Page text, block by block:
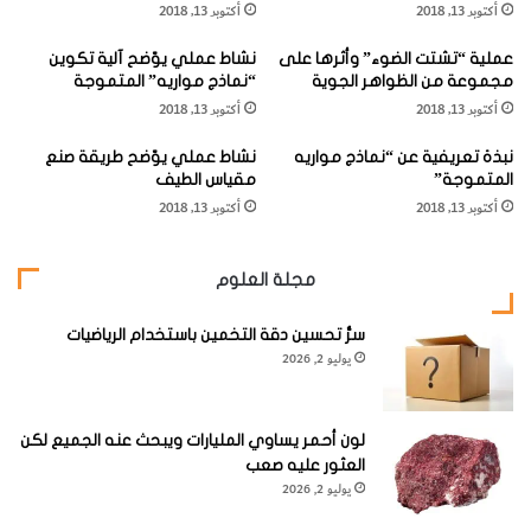
أنواع مشابهة: نورس المحيط الهادئ (Pacific Gull Larus
pacificus)، ونوارس أخرى سوداء الظهر في أماكن أخرى.
نورَس المحيط الهادئ ( Pacific Gull
)
الاسم العلمي:
Larus pacificus، فصيلة النورسيّة (
الطّول 63 سم / 25 بوصة.
نورس كبير القدّ أسوَد
ل
و
رَ
س
ل
ف
ضّ
ي
و
"
ا
خ
ر
ش
ا
ل
ب
ي
أكتوبر 13, 2018 أكتوبر 13, 2018
عملية “تشتت الضوء” وأثرها على
مجموعة من الظواهر الجوية
أكتوبر 13, 2018
نشاط عملي يوّضح آلية تكوين
“نماذج مواريه” المتموجة
أكتوبر 13, 2018
نبذة تعريفية عن “نماذج مواريه
المتموجة”
أكتوبر 13, 2018
نشاط عملي يوّضح طريقة صنع
مقياس الطيف
أكتوبر 13, 2018
مجلة العلوم
سرُّ تحسين دقة التخمين باستخدام الرياضيات
يوليو 2, 2026
لون أحمر يساوي المليارات ويبحث عنه الجميع لكن
العثور عليه صعب
يوليو 2, 2026